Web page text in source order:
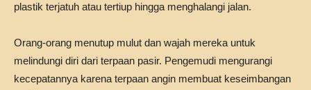
plastik terjatuh atau tertiup hingga menghalangi jalan.
Orang-orang menutup mulut dan wajah mereka untuk
melindungi diri dari terpaan pasir. Pengemudi mengurangi
kecepatannya karena terpaan angin membuat keseimbangan